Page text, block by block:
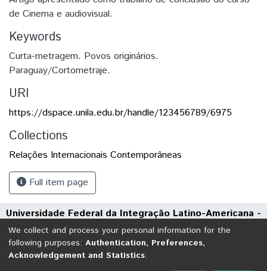
de Cinema e audiovisual.
Keywords
Curta-metragem. Povos originários.
Paraguay/Cortometraje.
URI
https://dspace.unila.edu.br/handle/123456789/6975
Collections
Relações Internacionais Contemporâneas
Full item page
Universidade Federal da Integração Latino-Americana -
UNILA
Avenida Tarquínio Joslin dos Santos, 1000 - Polo Universitário
CEP: 85870-650 | Foz do Iguaçu - Paraná
We collect and process your personal information for the
following purposes: Authentication, Preferences,
Acknowledgement and Statistics.